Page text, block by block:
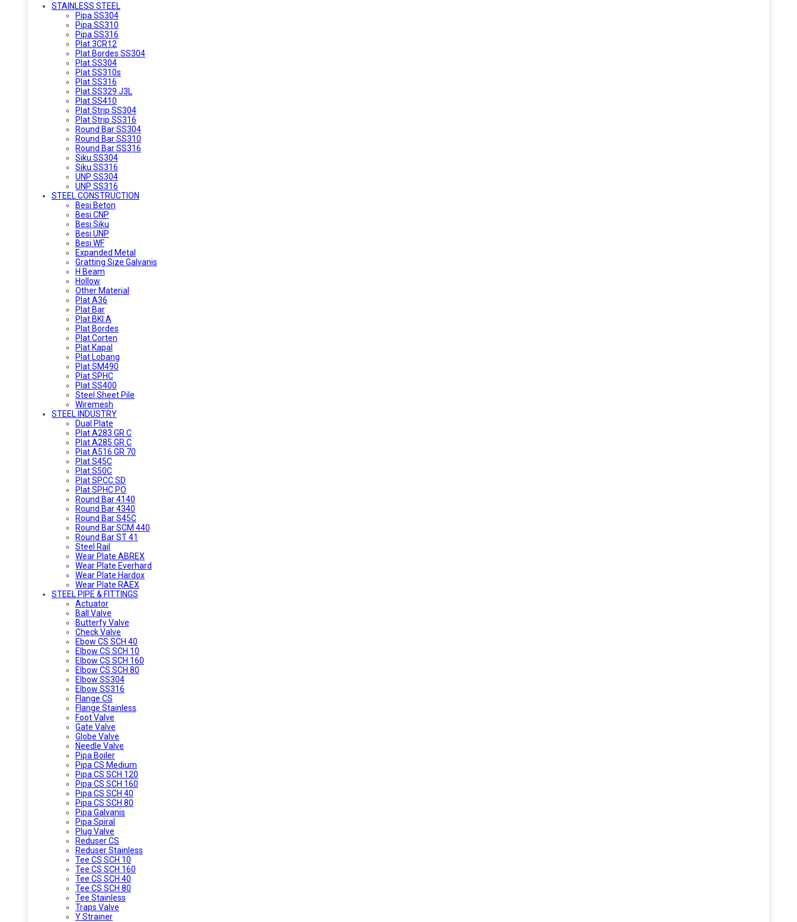
STAINLESS STEEL
Pipa SS304
Pipa SS310
Pipa SS316
Plat 3CR12
Plat Bordes SS304
Plat SS304
Plat SS310s
Plat SS316
Plat SS329 J3L
Plat SS410
Plat Strip SS304
Plat Strip SS316
Round Bar SS304
Round Bar SS310
Round Bar SS316
Siku SS304
Siku SS316
UNP SS304
UNP SS316
STEEL CONSTRUCTION
Besi Beton
Besi CNP
Besi Siku
Besi UNP
Besi WF
Expanded Metal
Gratting Size Galvanis
H Beam
Hollow
Other Material
Plat A36
Plat Bar
Plat BKI A
Plat Bordes
Plat Corten
Plat Kapal
Plat Lobang
Plat SM490
Plat SPHC
Plat SS400
Steel Sheet Pile
Wiremesh
STEEL INDUSTRY
Dual Plate
Plat A283 GR C
Plat A285 GR C
Plat A516 GR 70
Plat S45C
Plat S50C
Plat SPCC SD
Plat SPHC PO
Round Bar 4140
Round Bar 4340
Round Bar S45C
Round Bar SCM 440
Round Bar ST 41
Steel Rail
Wear Plate ABREX
Wear Plate Everhard
Wear Plate Hardox
Wear Plate RAEX
STEEL PIPE & FITTINGS
Actuator
Ball Valve
Butterfy Valve
Check Valve
Ebow CS SCH 40
Elbow CS SCH 10
Elbow CS SCH 160
Elbow CS SCH 80
Elbow SS304
Elbow SS316
Flange CS
Flange Stainless
Foot Valve
Gate Valve
Globe Valve
Needle Valve
Pipa Boiler
Pipa CS Medium
Pipa CS SCH 120
Pipa CS SCH 160
Pipa CS SCH 40
Pipa CS SCH 80
Pipa Galvanis
Pipa Spiral
Plug Valve
Reduser CS
Reduser Stainless
Tee CS SCH 10
Tee CS SCH 160
Tee CS SCH 40
Tee CS SCH 80
Tee Stainless
Traps Valve
Y Strainer